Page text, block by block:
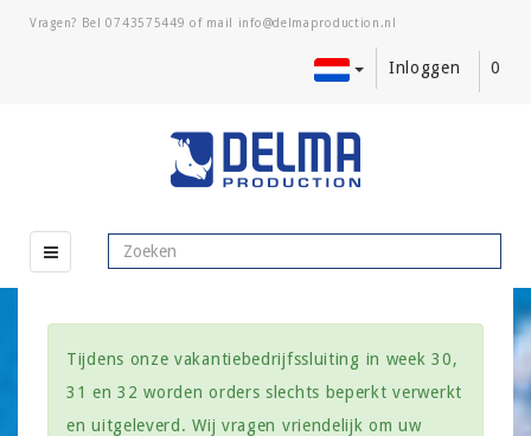
Vragen? Bel0743575449 of mail
Inloggen 0
Tijdens onze vakantiebedrijfssluiting in week 30,
31 en 32 worden orders slechts beperkt verwerkt
en uitgeleverd. Wij vragen vriendelijk om uw